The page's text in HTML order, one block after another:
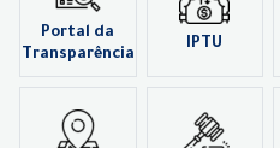
Portal da
Transparência
IPTU